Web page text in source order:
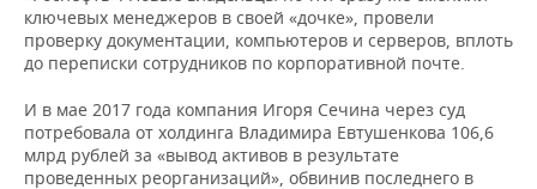
ключевых менеджеров в своей «дочке», провели
проверку документации, компьютеров и серверов, вплоть
до переписки сотрудников по корпоративной почте.
И в мае 2017 года компания Игоря Сечина через суд
потребовала от холдинга Владимира Евтушенкова 106,6
млрд рублей за «вывод активов в результате
проведенных реорганизаций», обвинив последнего в